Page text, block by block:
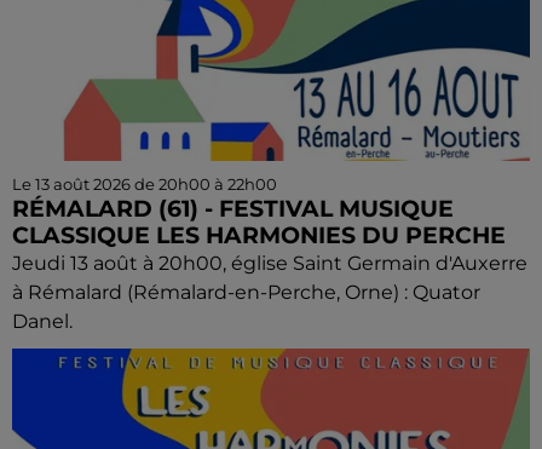
Le 13 août 2026 de 20h00 à 22h00
RÉMALARD (61) - FESTIVAL MUSIQUE
CLASSIQUE LES HARMONIES DU PERCHE
Jeudi 13 août à 20h00, église Saint Germain d'Auxerre
à Rémalard (Rémalard-en-Perche, Orne) : Quator
Danel.